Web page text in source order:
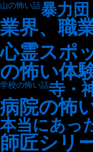
山の怖い話暴力
業界、職
心霊スポ
の怖い体
学校の怖い話寺・
病院の怖
本当にあっ
師匠シリ